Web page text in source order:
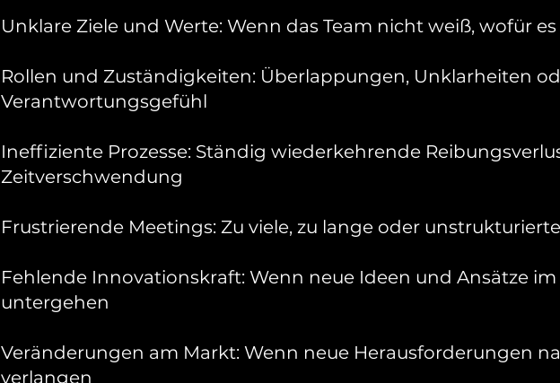
Unklare Ziele und Werte: Wenn das Team nicht weiß, wofür
Rollen und Zuständigkeiten: Überlappungen, Unklarheiten
Verantwortungsgefühl
Ineffiziente Prozesse: Ständig wiederkehrende
Zeitverschwendung
Frustrierende Meetings: Zu viele, zu lange oder
Fehlende Innovationskraft: Wenn neue Ideen und Ansätze
untergehen
Veränderungen am Markt: Wenn neue Herausforderungen
verlangen